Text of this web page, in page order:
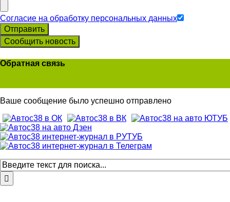
Согласие на обработку персональных данных
Отправить
Сообщить новость
Обратная связь
Ваше сообщение было успешно отправлено